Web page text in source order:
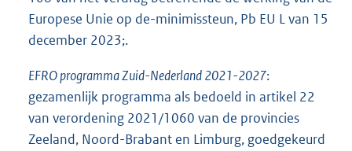
Europese Unie op de-minimissteun, Pb EU L van 15
december 2023;.
EFRO programma Zuid-Nederland 2021-2027:
gezamenlijk programma als bedoeld in artikel 22
van verordening 2021/1060 van de provincies
Zeeland, Noord-Brabant en Limburg, goedgekeurd